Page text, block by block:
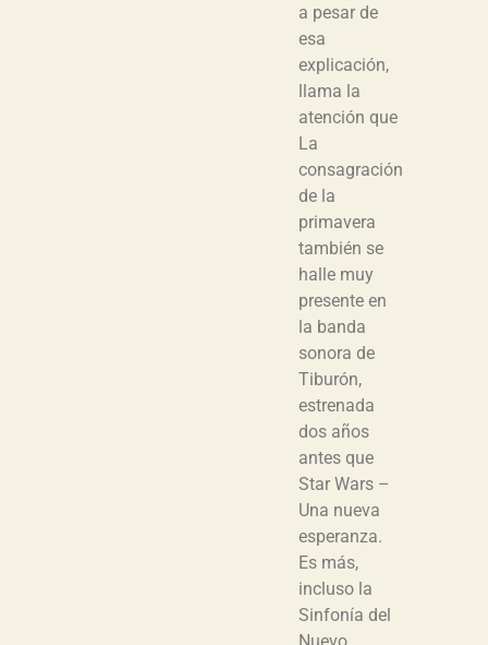
a pesar de
esa
explicación,
llama la
atención que
La
consagración
de la
primavera
también se
halle muy
presente en
la banda
sonora de
Tiburón,
estrenada
dos años
antes que
Star Wars –
Una nueva
esperanza.
Es más,
incluso la
Sinfonía del